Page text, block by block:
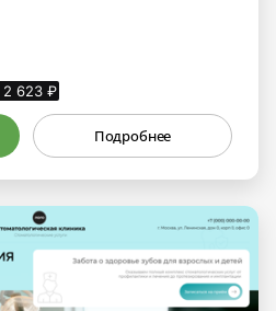
2 623 ₽
Подробнее